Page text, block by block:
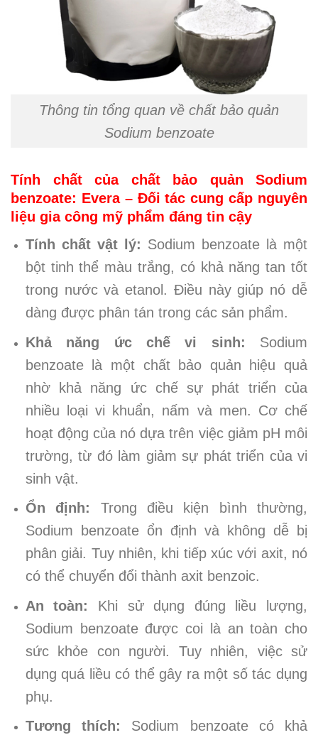
Thông tin tổng quan về chất bảo quản
Sodium benzoate
Tính chất của chất bảo quản Sodium
benzoate: Evera – Đối tác cung cấp nguyên
liệu gia công mỹ phẩm đáng tin cậy
Tính chất vật lý: Sodium benzoate là một
bột tinh thể màu trắng, có khả năng tan tốt
trong nước và etanol. Điều này giúp nó dễ
dàng được phân tán trong các sản phẩm.
Khả năng ức chế vi sinh: Sodium
benzoate là một chất bảo quản hiệu quả
nhờ khả năng ức chế sự phát triển của
nhiều loại vi khuẩn, nấm và men. Cơ chế
hoạt động của nó dựa trên việc giảm pH môi
trường, từ đó làm giảm sự phát triển của vi
sinh vật.
Ổn định: Trong điều kiện bình thường,
Sodium benzoate ổn định và không dễ bị
phân giải. Tuy nhiên, khi tiếp xúc với axit, nó
có thể chuyển đổi thành axit benzoic.
An toàn:
Khi sử dụng đúng liều lượng,
Sodium benzoate được coi là an toàn cho
sức khỏe con người. Tuy nhiên, việc sử
dụng quá liều có thể gây ra một số tác dụng
phụ.
Tương thích: Sodium benzoate có khả